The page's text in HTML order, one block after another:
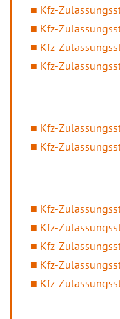
Kfz-
Kfz-
Kfz-
Kfz-
Kfz-
Kfz-
Kfz-
Kfz-
Kfz-
Kfz-
Kfz-